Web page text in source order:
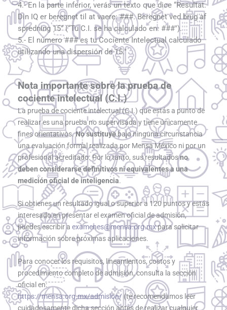
4.- En la parte inferior, verás un texto que dice “Resultat.
Din IQ er beregnet til at vaere: ###. Beregnet ved brug af
spredning 15” (“Tu C.I. se ha calculado en: ###").
5.- El número ### es tu Cociente Intelectual calculado
utilizando una dispersión de 15."
Nota importante sobre la prueba de
cociente intelectual (C.I.)
La prueba de cociente intelectual (C.I.) que estás a punto de
realizar es una prueba no supervisada y tiene únicamente
fines orientativos.No sustituyebajo ninguna circunstancia
una evaluación formal realizada por Mensa México ni por un
profesional acreditado. Por lo tanto, sus resultadosno
deben considerarse definitivos ni equivalentes a una
medición oficial de inteligencia.
Si obtienes un resultado igual o superior a 120 puntos y estás
interesado en presentar el examen oficial de admisión,
puedes escribir a examenes@mensa.org.mxpara solicitar
información sobre próximas aplicaciones.
Para conocer los requisitos, lineamientos, costos y
procedimiento completo de admisión, consulta la sección
oficial en:
https://mensa.org.mx/admision/ (te recomendamos leer
cuidadosamente dicha sección antes de realizar cualquier